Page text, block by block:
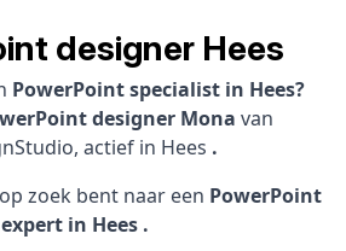
designer Hees
PowerPoint specialist in Hees?
designer Mona van
actief in Hees .
zoek bent naar een PowerPoint
expert in Hees .